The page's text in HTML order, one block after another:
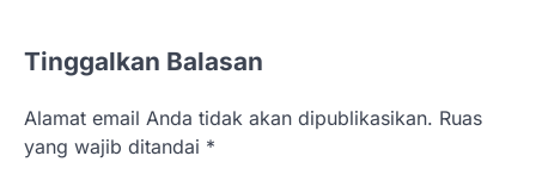
Tinggalkan Balasan
Alamat email Anda tidak akan dipublikasikan. Ruas
yang wajib ditandai *